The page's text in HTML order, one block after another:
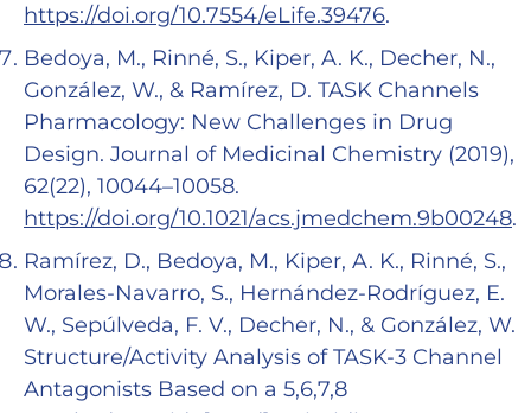
https://doi.org/10.7554/eLife.39476.
Bedoya, M., Rinné, S., Kiper, A. K., Decher, N.,
González, W., & Ramírez, D. TASK Channels
Pharmacology: New Challenges in Drug
Design. Journal of Medicinal Chemistry (2019),
62(22), 10044–10058.
https://doi.org/10.1021/acs.jmedchem.9b00248.
Ramírez, D., Bedoya, M., Kiper, A. K., Rinné, S.,
Morales-Navarro, S., Hernández-Rodríguez, E.
W., Sepúlveda, F. V., Decher, N., & González, W.
Structure/Activity Analysis of TASK-3 Channel
Antagonists Based on a 5,6,7,8